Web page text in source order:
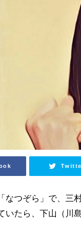
なつぞら」で、三
いたら、下山（川